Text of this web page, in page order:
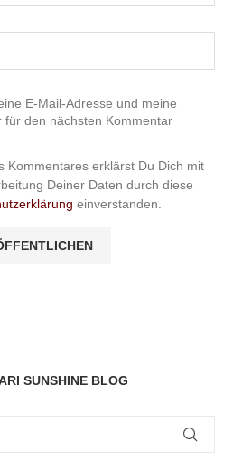
E-Mail-Adresse und meine
für den nächsten Kommentar
Kommentares erklärst Du Dich mit
Deiner Daten durch diese
einverstanden.
SUNSHINE BLOG